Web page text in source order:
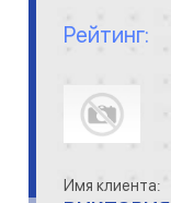
Рейтинг:
Имя клиента: